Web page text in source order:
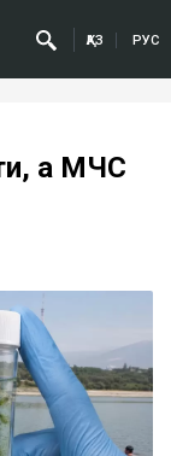
ҚАЗ РУС
а МЧС